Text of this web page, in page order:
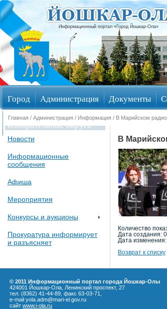
Информационный портал «Город Йошкар-Ола»
Город Администрация Документы
Избирательные округа
Главная / Администрация / Информация / В Марийском
Новости
Информационные
сообщения
Афиша
Мероприятия
Конкурсы и аукционы
Прокуратура информирует
и разъясняет
В
Количество
Дата создания:
Дата
Возврат к списку
© 2011 Информационный портал города Йошкар-Олы
424001 Йошкар-Ола, Ленинский проспект, 27
тел. (8362) 41-44-89, факс 63-03-71,
e-mail yola.adm@mari-el.gov.ru
сайт www.i-ola.ru